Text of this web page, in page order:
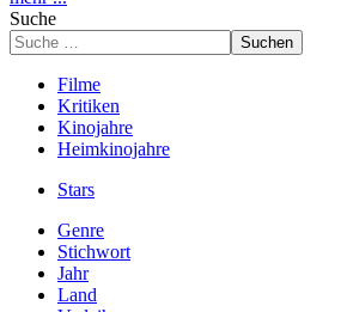
Suche
Suchen
Filme
Kritiken
Kinojahre
Heimkinojahre
Stars
Genre
Stichwort
Jahr
Land